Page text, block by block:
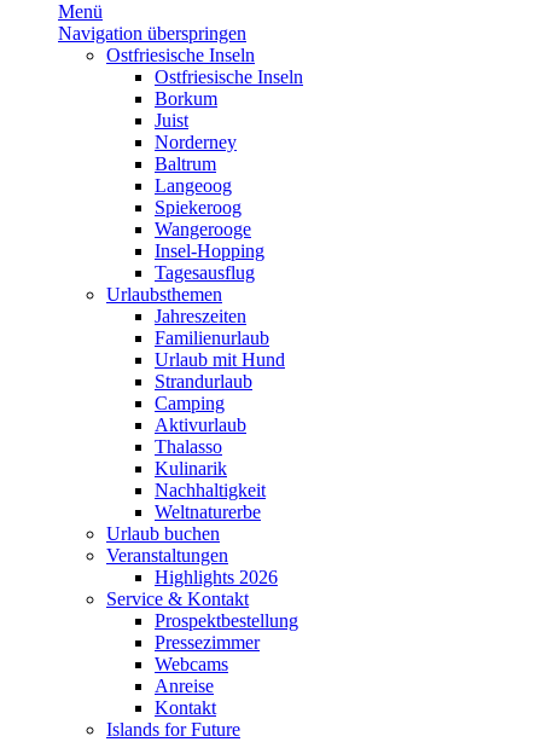
Menü
Navigation überspringen
Ostfriesische Inseln
Ostfriesische Inseln
Borkum
Juist
Norderney
Baltrum
Langeoog
Spiekeroog
Wangerooge
Insel-Hopping
Tagesausflug
Urlaubsthemen
Jahreszeiten
Familienurlaub
Urlaub mit Hund
Strandurlaub
Camping
Aktivurlaub
Thalasso
Kulinarik
Nachhaltigkeit
Weltnaturerbe
Urlaub buchen
Veranstaltungen
Highlights 2026
Service & Kontakt
Prospektbestellung
Pressezimmer
Webcams
Anreise
Kontakt
Islands for Future